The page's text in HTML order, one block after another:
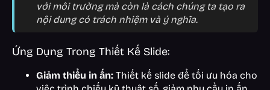
với môi trường mà còn là cách chúng ta tạo ra
nội dung có trách nhiệm và ý nghĩa.
Ứng Dụng Trong Thiết Kế Slide:
Giảm thiểu in ấn: Thiết kế slide để tối ưu hóa cho